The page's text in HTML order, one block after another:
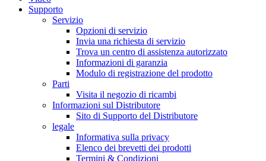
Supporto
Servizio
Opzioni di servizio
Invia una richiesta di servizio
Trova un centro di assistenza autorizzato
Informazioni di garanzia
Modulo di registrazione del prodotto
Parti
Visita il negozio di ricambi
Informazioni sul Distributore
Sito di Supporto del Distributore
legale
Informativa sulla privacy
Elenco dei brevetti dei prodotti
Termini & Condizioni